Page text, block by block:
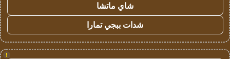
شاي ماتشا
شدات ببجي تمارا
!